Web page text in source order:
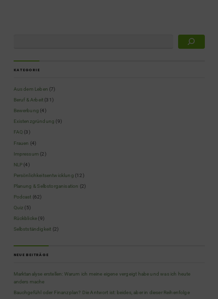
KATEGORIE
Aus dem Leben (7)
Beruf & Arbeit (31)
Bewerbung (4)
Existenzgründung (9)
FAQ (3)
Frauen (4)
Impressum (2)
NLP (4)
Persönlichkeitsentwicklung (12)
Planung & Selbstorganisation (2)
Podcast (62)
Quiz (5)
Rückblicke (9)
Selbstständigkeit (2)
NEUE BEITRÄGE
Marktanalyse erstellen: Warum ich meine eigene vergeigt habe und was ich heute
anders mache
Bauchgefühl oder Finanzplan? Die Antwort ist: beides, aber in dieser Reihenfolge